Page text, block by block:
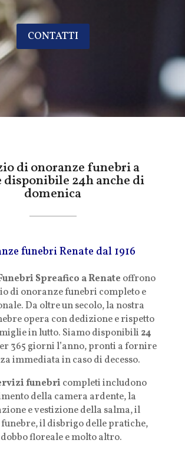
CONTATTI
di onoranze funebri a
disponibile 24h anche di
domenica
funebri Renate dal 1916
Spreafico a Renate offrono
di onoranze funebri completo e
Da oltre un secolo, la nostra
opera con dedizione e rispetto
in lutto. Siamo disponibili 24
365 giorni l’anno, pronti a fornire
immediata in caso di decesso.
funebri completi includono
della camera ardente, la
e vestizione della salma, il
il disbrigo delle pratiche,
floreale e molto altro.